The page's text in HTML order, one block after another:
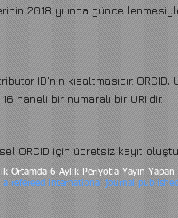
2018 yılında
ID'nin kısaltmasıdır.
haneli bir numaralı bir URI'dir.
ORCID için ücretsiz kayıt
Ortamda 6 Aylık Periyotla Yayın
refereed international journal